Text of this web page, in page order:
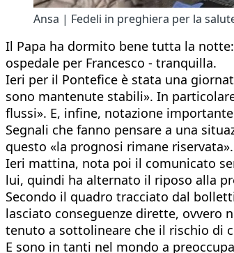
Ansa | Fedeli in preghiera per la
Il Papa ha dormito bene tutta la
ospedale per Francesco - tranquilla.
Ieri per il Pontefice è stata una
sono mantenute stabili». In
flussi». E, infine, notazione
Segnali che fanno pensare a una
questo «la prognosi rimane riservata».
Ieri mattina, nota poi il comunicato
lui, quindi ha alternato il riposo alla
Secondo il quadro tracciato dal
lasciato conseguenze dirette, ovvero
tenuto a sottolineare che il rischio di
E sono in tanti nel mondo a